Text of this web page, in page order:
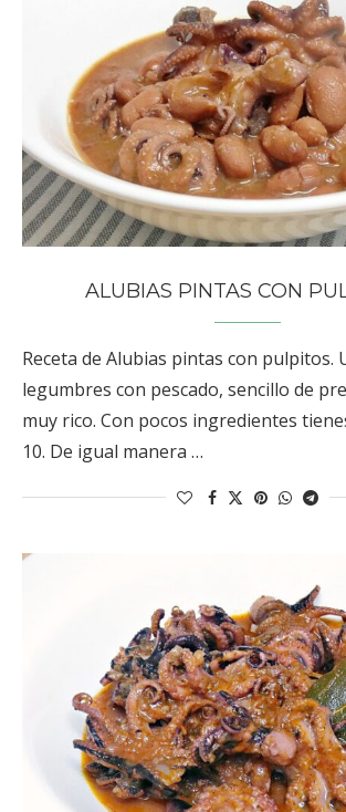
ALUBIAS PINTAS CON
Receta de Alubias pintas con pulpitos.
legumbres con pescado, sencillo de
muy rico. Con pocos ingredientes
10. De igual manera …